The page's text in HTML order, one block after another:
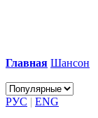
Главная Шансон
РУС | ENG